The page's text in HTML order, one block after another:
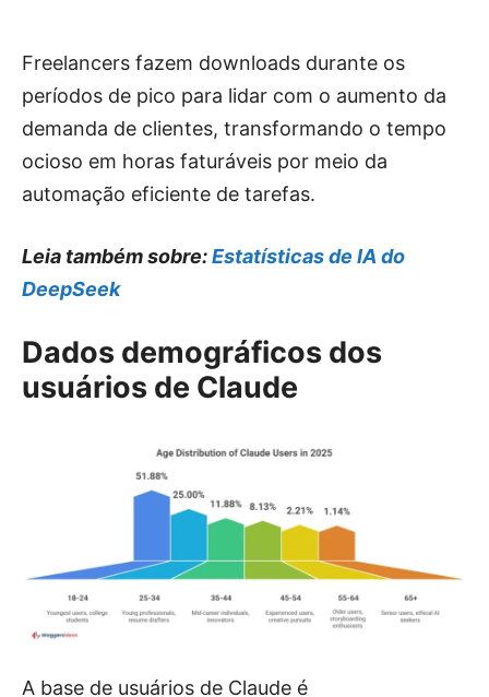
Freelancers fazem downloads durante os
períodos de pico para lidar com o aumento da
demanda de clientes, transformando o tempo
ocioso em horas faturáveis ​​por meio da
automação eficiente de tarefas.
Leia também sobre:Estatísticas de IA do
DeepSeek
Dados demográficos dos
usuários de Claude
A base de usuários de Claude é